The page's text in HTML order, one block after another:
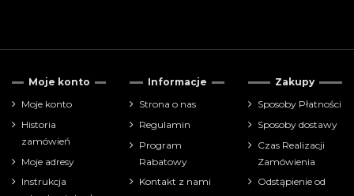
Moje konto
Moje konto
Historia
zamówień
Moje adresy
Instrukcja
Informacje
Strona o nas
Regulamin
Program
Rabatowy
Kontakt z nami
Zakupy
Sposoby Płatności
Sposoby dostawy
Czas Realizacji
Zamówienia
Odstąpienie od